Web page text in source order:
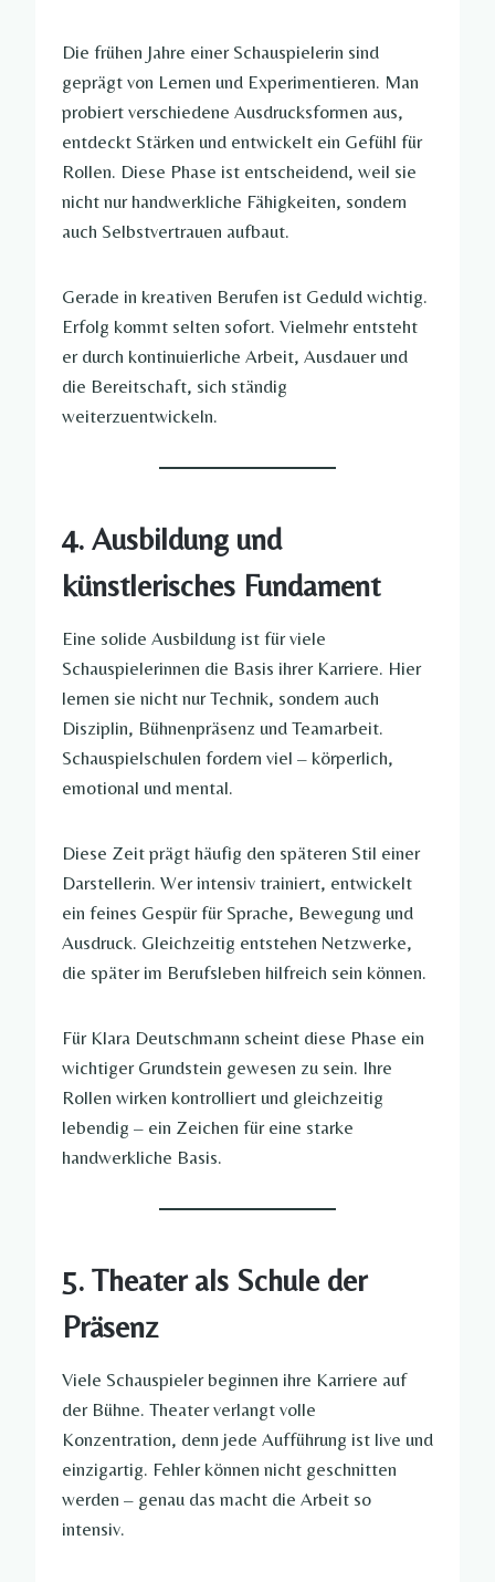
Die frühen Jahre einer Schauspielerin sind
geprägt von Lernen und Experimentieren. Man
probiert verschiedene Ausdrucksformen aus,
entdeckt Stärken und entwickelt ein Gefühl für
Rollen. Diese Phase ist entscheidend, weil sie
nicht nur handwerkliche Fähigkeiten, sondern
auch Selbstvertrauen aufbaut.
Gerade in kreativen Berufen ist Geduld wichtig.
Erfolg kommt selten sofort. Vielmehr entsteht
er durch kontinuierliche Arbeit, Ausdauer und
die Bereitschaft, sich ständig
weiterzuentwickeln.
4. Ausbildung und
künstlerisches Fundament
Eine solide Ausbildung ist für viele
Schauspielerinnen die Basis ihrer Karriere. Hier
lernen sie nicht nur Technik, sondern auch
Disziplin, Bühnenpräsenz und Teamarbeit.
Schauspielschulen fordern viel – körperlich,
emotional und mental.
Diese Zeit prägt häufig den späteren Stil einer
Darstellerin. Wer intensiv trainiert, entwickelt
ein feines Gespür für Sprache, Bewegung und
Ausdruck. Gleichzeitig entstehen Netzwerke,
die später im Berufsleben hilfreich sein können.
Für Klara Deutschmann scheint diese Phase ein
wichtiger Grundstein gewesen zu sein. Ihre
Rollen wirken kontrolliert und gleichzeitig
lebendig – ein Zeichen für eine starke
handwerkliche Basis.
5. Theater als Schule der
Präsenz
Viele Schauspieler beginnen ihre Karriere auf
der Bühne. Theater verlangt volle
Konzentration, denn jede Aufführung ist live und
einzigartig. Fehler können nicht geschnitten
werden – genau das macht die Arbeit so
intensiv.